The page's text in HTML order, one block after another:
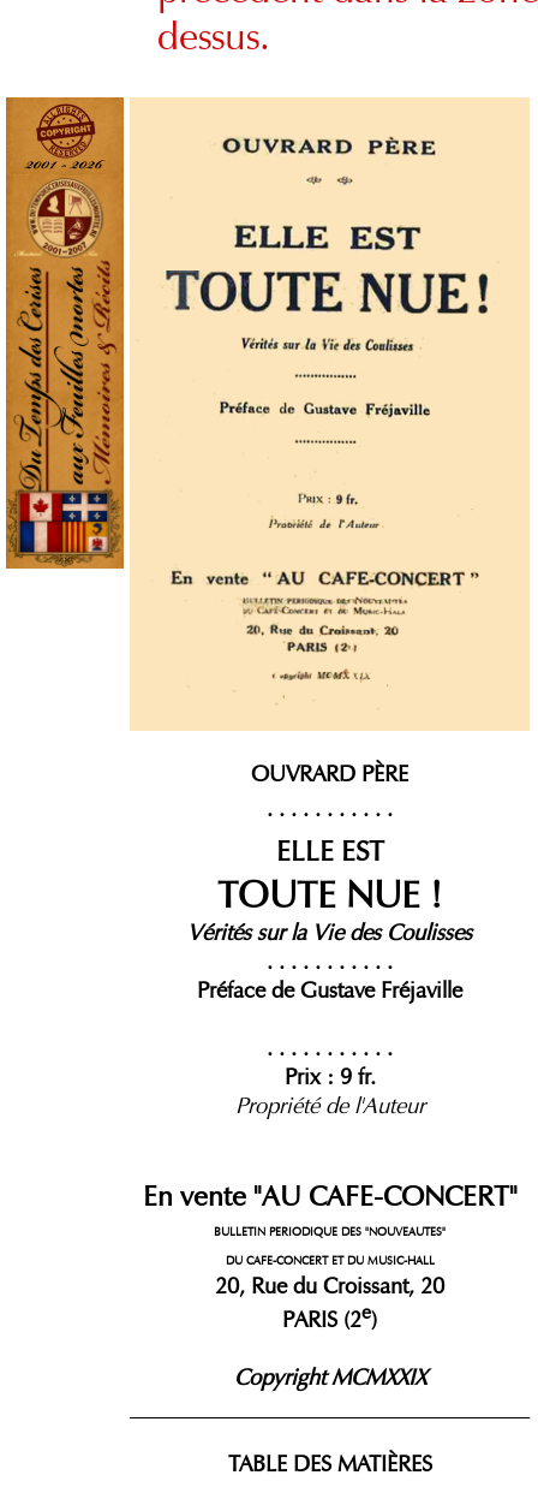
dessus.
OUVRARD PÈRE
. . . . . . . . . . .
ELLE EST
TOUTE NUE !
Vérités sur la Vie des Coulisses
. . . . . . . . . . .
Préface de Gustave Fréjaville
. . . . . . . . . . .
Prix : 9 fr.
Propriété de l'Auteur
En vente "AU CAFE-CONCERT"
BULLETIN PERIODIQUE DES "NOUVEAUTES"
DU CAFE-CONCERT ET DU MUSIC-HALL
20, Rue du Croissant, 20
PARIS (2e)
Copyright MCMXXIX
TABLE DES MATIÈRES